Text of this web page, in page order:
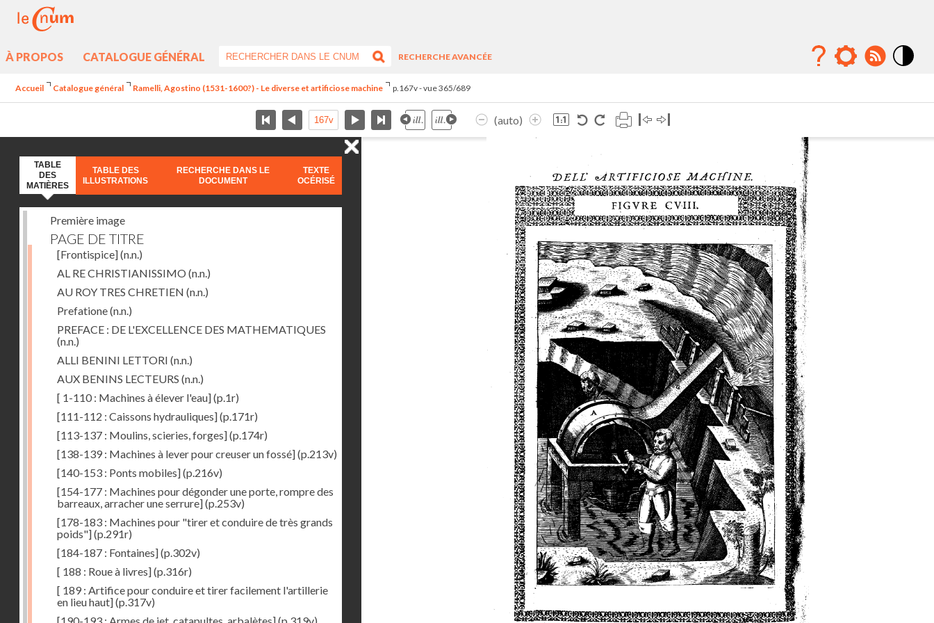
À PROPOS CATALOGUE GÉNÉRAL
RECHERCHE AVANCÉE
Accueil Catalogue général Ramelli, Agostino (1531-1600?) - Le diverse et artificiose machine p.167v - vue 365/689
(auto)
TABLE
DES
MATIÈRES
TABLE DES
ILLUSTRATIONS
RECHERCHE DANS LE
DOCUMENT
TEXTE
OCÉRISÉ
Première image
PAGE DE TITRE
[Frontispice](n.n.)
AL RE CHRISTIANISSIMO (n.n.)
AU ROY TRES CHRETIEN (n.n.)
Prefatione(n.n.)
PREFACE : DE L'EXCELLENCE DES MATHEMATIQUES
(n.n.)
ALLI BENINI LETTORI (n.n.)
AUX BENINS LECTEURS (n.n.)
[ 1-110 : Machines à élever l'eau](p.1r)
[111-112 : Caissons hydrauliques](p.171r)
[113-137 : Moulins, scieries, forges](p.174r)
[138-139 : Machines à lever pour creuser un fossé](p.213v)
[140-153 : Ponts mobiles](p.216v)
[154-177 : Machines pour dégonder une porte, rompre des
barreaux, arracher une serrure](p.253v)
[178-183 : Machines pour "tirer et conduire de très grands
poids"](p.291r)
[184-187 : Fontaines](p.302v)
[ 188 : Roue à livres](p.316r)
[ 189 : Artifice pour conduire et tirer facilement l'artillerie
en lieu haut](p.317v)